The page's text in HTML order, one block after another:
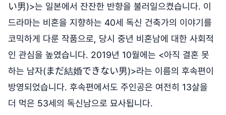
い男)>는 일본에서 잔잔한 반향을 불러일으켰습니다. 이
드라마는 비혼을 지향하는 40세 독신 건축가의 이야기를
코믹하게 다룬 작품으로, 당시 중년 비혼남에 대한 사회적
인 관심을 높였습니다. 2019년 10월에는 <아직 결혼 못
하는 남자(まだ結婚できない男)>라는 이름의 후속편이
방영되었습니다. 후속편에서도 주인공은 여전히 13살을
더 먹은 53세의 독신남으로 묘사됩니다.